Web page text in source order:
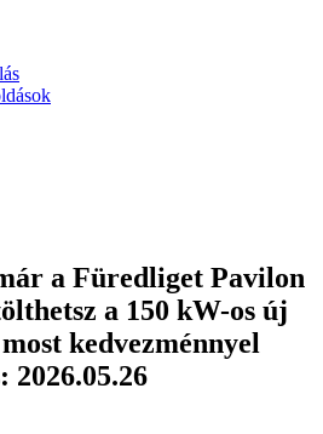
a Füredliget Pavilon
a 150 kW-os új
kedvezménnyel
2026.05.26